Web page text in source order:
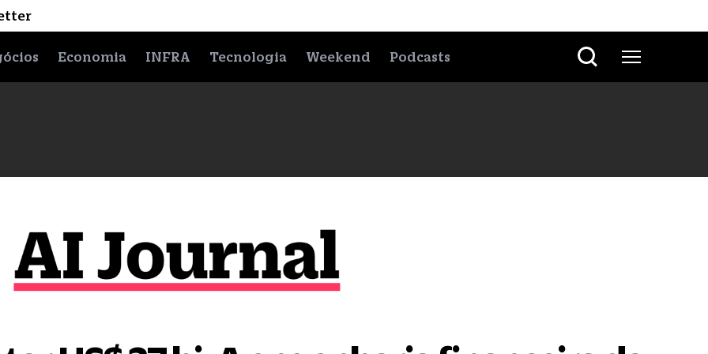
Economia INFRA Tecnologia Weekend Podcasts